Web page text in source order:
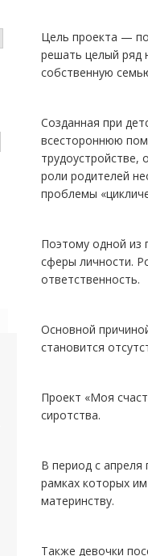
Цель проекта —
решать целый ряд
собственную
Созданная при
всестороннюю
роли родителей
проблемы
Поэтому одной из
сферы личности.
ответственность.
Основной
становится
Проект «Моя
сиротства.
В период с апреля
рамках которых
материнству.
Также девочки